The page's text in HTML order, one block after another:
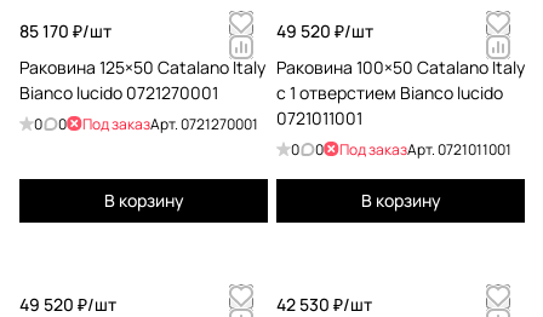
85 170 ₽/шт
Раковина 125×50 Catalano Italy
Bianco lucido 0721270001
0 0 Под заказАрт.0721270001
В корзину
49 520 ₽/шт
Раковина 100×50 Catalano Italy
с 1 отверстием Bianco lucido
0721011001
0 0 Под заказАрт.0721011001
В корзину
49 520 ₽/шт
42 530 ₽/шт